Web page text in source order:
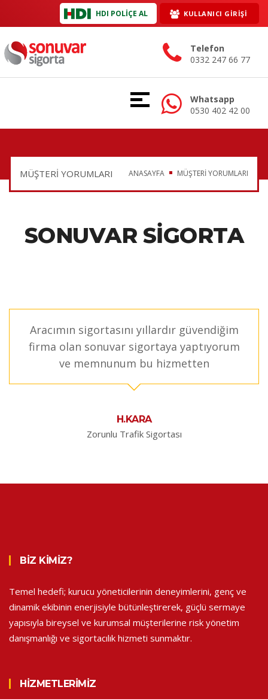
KULLANICI GİRİŞİ
HDI POLİÇE AL
Telefon
0332 247 66 77
Whatsapp
0530 402 42 00
MÜŞTERİ YORUMLARI ANASAYFA MÜŞTERİ YORUMLARI
SONUVAR SIGORTA
Aracımın sigortasını yıllardır güvendiğim
firma olan sonuvar sigortaya yaptıyorum
ve memnunum bu hizmetten
H.KARA
Zorunlu Trafik Sigortası
BIZ KIMIZ?
Temel hedefi; kurucu yöneticilerinin deneyimlerini, genç ve
dinamik ekibinin enerjisiyle bütünleştirerek, güçlü sermaye
yapısıyla bireysel ve kurumsal müşterilerine risk yönetim
danışmanlığı ve sigortacılık hizmeti sunmaktır.
HIZMETLERIMIZ